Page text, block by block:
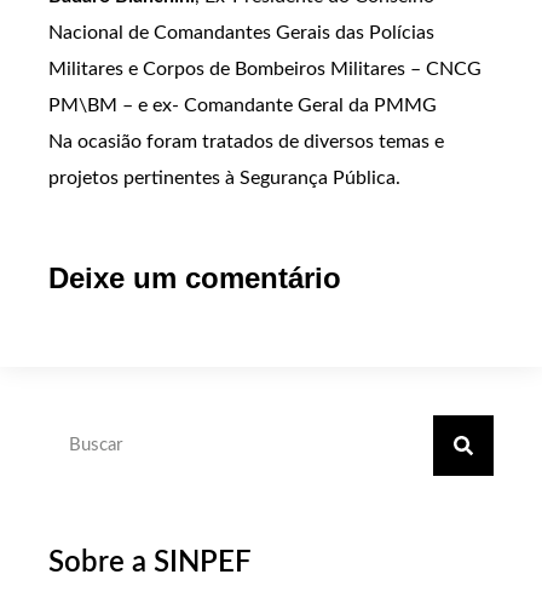
Nacional de Comandantes Gerais das Polícias
Militares e Corpos de Bombeiros Militares – CNCG
PM\BM – e ex- Comandante Geral da PMMG
Na ocasião foram tratados de diversos temas e
projetos pertinentes à Segurança Pública.
Deixe um comentário
Sobre a SINPEF